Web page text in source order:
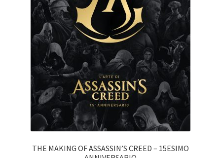
THE MAKING OF ASSASSIN’S CREED – 15ESIMO